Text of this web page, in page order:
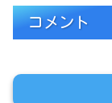
コメント